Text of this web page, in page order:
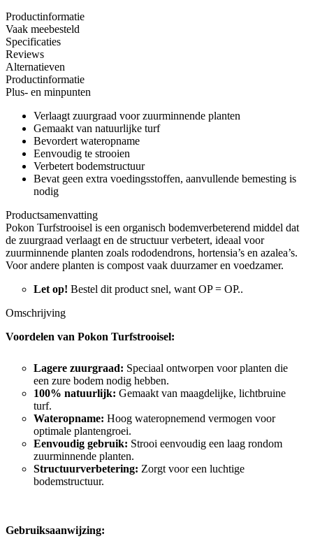
Productinformatie
Vaak meebesteld
Specificaties
Reviews
Alternatieven
Productinformatie
Plus- en minpunten
Verlaagt zuurgraad voor zuurminnende planten
Gemaakt van natuurlijke turf
Bevordert wateropname
Eenvoudig te strooien
Verbetert bodemstructuur
Bevat geen extra voedingsstoffen, aanvullende bemesting is
nodig
Productsamenvatting
Pokon Turfstrooisel is een organisch bodemverbeterend middel dat
de zuurgraad verlaagt en de structuur verbetert, ideaal voor
zuurminnende planten zoals rododendrons, hortensia’s en azalea’s.
Voor andere planten is compost vaak duurzamer en voedzamer.
Let op! Bestel dit product snel, want OP = OP..
Omschrijving
Voordelen van Pokon Turfstrooisel:
Lagere zuurgraad: Speciaal ontworpen voor planten die
een zure bodem nodig hebben.
100% natuurlijk: Gemaakt van maagdelijke, lichtbruine
turf.
Wateropname: Hoog wateropnemend vermogen voor
optimale plantengroei.
Eenvoudig gebruik: Strooi eenvoudig een laag rondom
zuurminnende planten.
Structuurverbetering: Zorgt voor een luchtige
bodemstructuur.
Gebruiksaanwijzing: